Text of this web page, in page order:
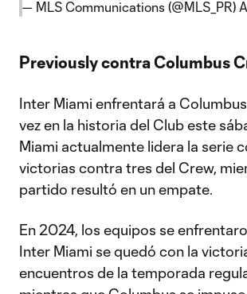
— MLS Communications (@MLS_PR)
Previously contra Columbus
Inter Miami enfrentará a
vez en la historia del Club este
Miami actualmente lidera la serie
victorias contra tres del Crew,
partido resultó en un empate.
En 2024, los equipos se
Inter Miami se quedó con la
encuentros de la temporada